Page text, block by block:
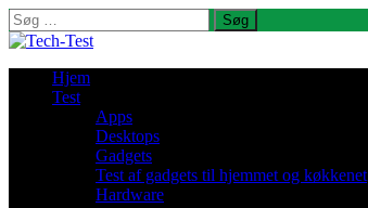
Søg
efter:
Hjem
Test
Apps
Desktops
Gadgets
Test af gadgets til hjemmet og køkkenet
Hardware